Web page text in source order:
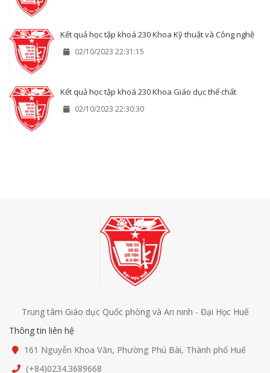
Kết quả học tập khoá 230 Khoa Kỹ thuật và Công nghệ
02/10/2023 22:31:15
Kết quả học tập khoá 230 Khoa Giáo dục thể chất
02/10/2023 22:30:30
Trung tâm Giáo dục Quốc phòng và An ninh - Đại Học Huế
Thông tin liên hệ
161 Nguyễn Khoa Văn, Phường Phú Bài, Thành phố Huế
(+84)0234.3689668